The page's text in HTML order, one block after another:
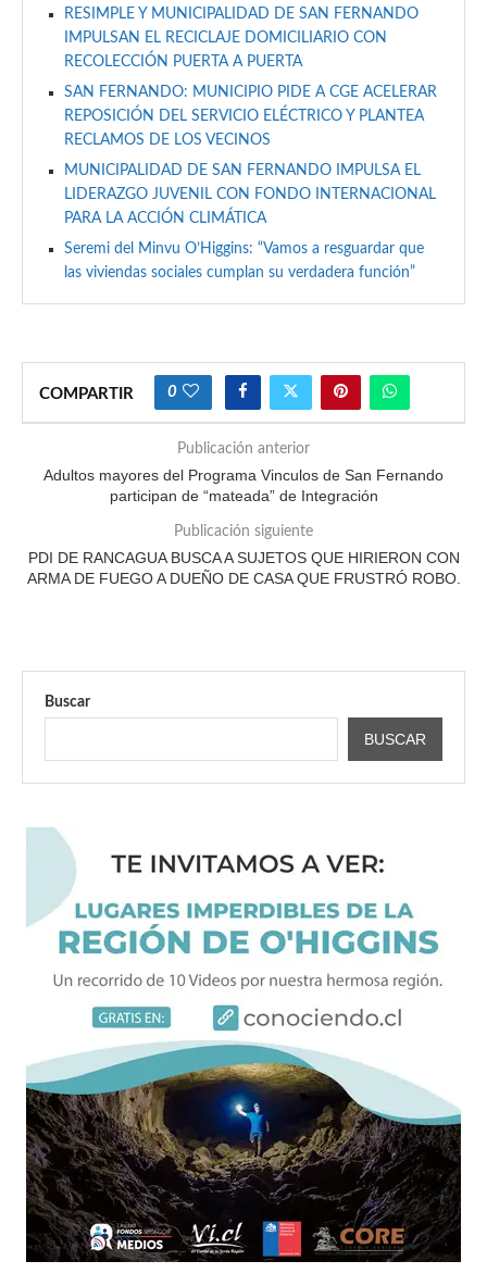
RESIMPLE Y MUNICIPALIDAD DE SAN FERNANDO
IMPULSAN EL RECICLAJE DOMICILIARIO CON
RECOLECCIÓN PUERTA A PUERTA
SAN FERNANDO: MUNICIPIO PIDE A CGE ACELERAR
REPOSICIÓN DEL SERVICIO ELÉCTRICO Y PLANTEA
RECLAMOS DE LOS VECINOS
MUNICIPALIDAD DE SAN FERNANDO IMPULSA EL
LIDERAZGO JUVENIL CON FONDO INTERNACIONAL
PARA LA ACCIÓN CLIMÁTICA
Seremi del Minvu O’Higgins: “Vamos a resguardar que
las viviendas sociales cumplan su verdadera función”
COMPARTIR 0
Publicación anterior
Adultos mayores del Programa Vinculos de San Fernando
participan de “mateada” de Integración
Publicación siguiente
PDI DE RANCAGUA BUSCA A SUJETOS QUE HIRIERON CON
ARMA DE FUEGO A DUEÑO DE CASA QUE FRUSTRÓ ROBO.
Buscar
BUSCAR